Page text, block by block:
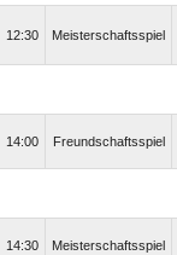
12:30 Meisterschaftsspiel
14:00 Freundschaftsspiel
14:30 Meisterschaftsspiel